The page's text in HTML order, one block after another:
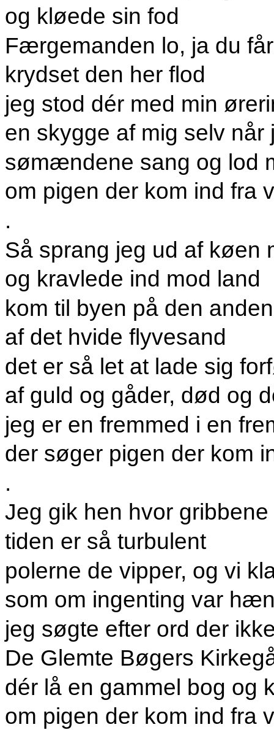
og kløede sin fod
Færgemanden lo, ja du
krydset den her flod
jeg stod dér med min
en skygge af mig selv når
sømændene sang og lod
om pigen der kom ind fra
.
Så sprang jeg ud af køen
og kravlede ind mod land
kom til byen på den
af det hvide flyvesand
det er så let at lade sig
af guld og gåder, død og
jeg er en fremmed i en
der søger pigen der kom
.
Jeg gik hen hvor
tiden er så turbulent
polerne de vipper, og vi
som om ingenting var
jeg søgte efter ord der
De Glemte Bøgers
dér lå en gammel bog og
om pigen der kom ind fra